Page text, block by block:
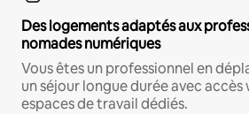
Des logements adaptés aux
nomades numériques
Vous êtes un professionnel en
un séjour longue durée avec
espaces de travail dédiés.